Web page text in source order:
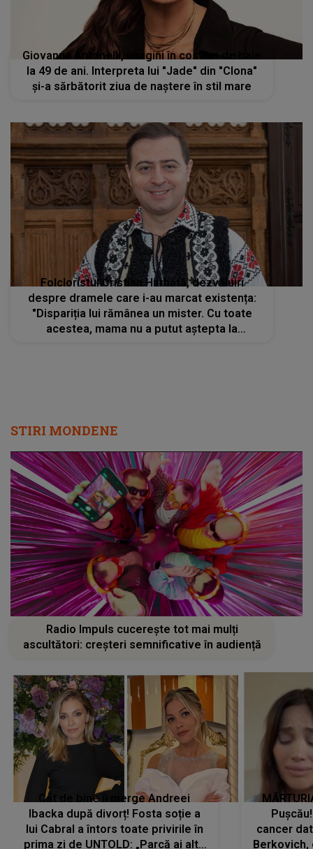
Giovanna Antonelli, imagini în costum de baie
la 49 de ani. Interpreta lui "Jade" din "Clona"
și-a sărbătorit ziua de naștere în stil mare
Folcloristul Cristian Harhătă, dezvăluiri
despre dramele care i-au marcat existența:
"Dispariția lui rămânea un mister. Cu toate
acestea, mama nu a putut aștepta la
STIRI MONDENE
Radio Impuls cucerește tot mai mulți
ascultători: creșteri semnificative în audiență
Cât de bine îi merge Andreei
Ibacka după divorț! Fosta soție a
lui Cabral a întors toate privirile în
prima zi de UNTOLD: „Parcă ai altă
cancer
Berkovich,